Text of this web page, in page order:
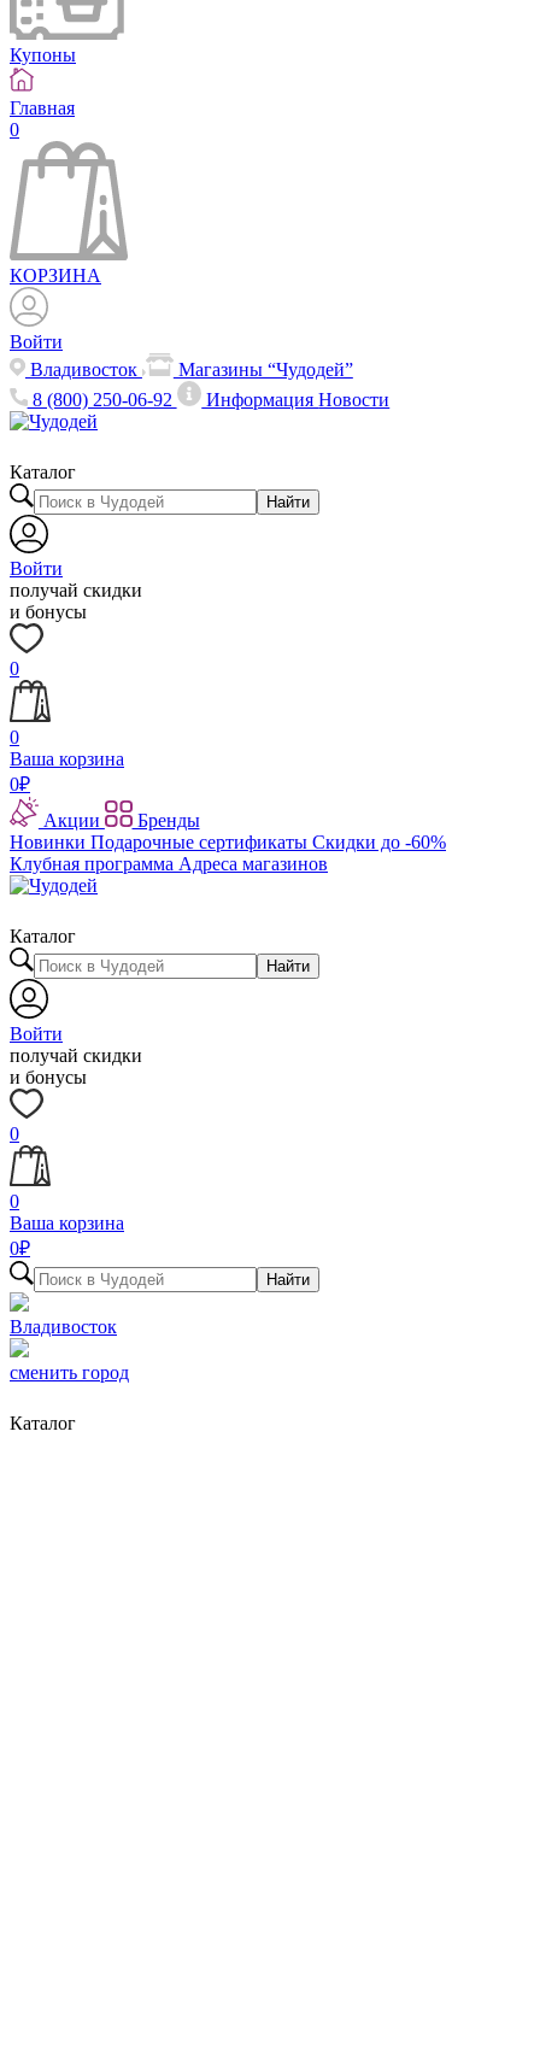
Купоны
Главная
0
КОРЗИНА
Войти
Владивосток
Магазины “Чудодей”
8 (800) 250-06-92
ИнформацияНовости
Каталог
Найти
Войти
получай скидки
и бонусы
0
0
Ваша корзина
0₽
Акции
Бренды
Новинки Подарочные сертификаты Скидки до -60%
Клубная программа Адреса магазинов
Каталог
Найти
Войти
получай скидки
и бонусы
0
0
Ваша корзина
0₽
Найти
Владивосток
сменить город
Каталог